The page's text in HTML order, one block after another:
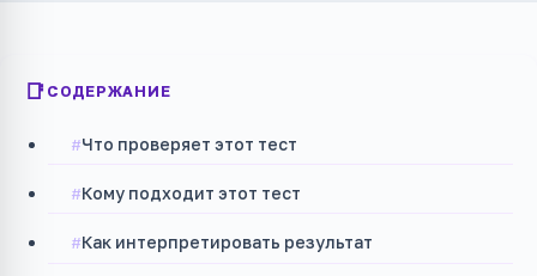
СОДЕРЖАНИЕ
Что проверяет этот тест
Кому подходит этот тест
Как интерпретировать результат